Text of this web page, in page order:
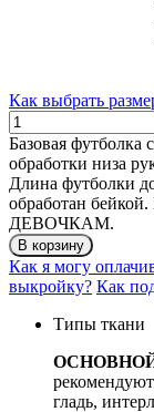
Как выбрать
Количество
ФУТБОЛКА
МАЙЛИ
Базовая футболка
обработки низа
Длина футболки
обработан
ДЕВОЧКАМ.
В корзину
Как я могу
выкройку? Как
Типы ткани
гладь,